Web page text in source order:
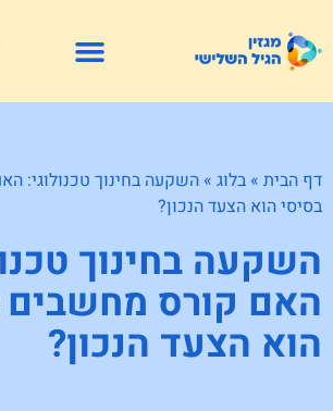
דף הבית » בלוג » השקעה בחינוך טכנולוגי:
בסיסי הוא הצעד הנכון?
השקעה בחינוך
האם קורס מחשבים
הוא הצעד הנכון?